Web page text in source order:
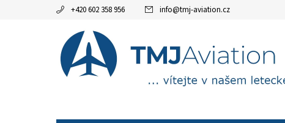
+420 602 358 956 info@tmj-aviation.cz